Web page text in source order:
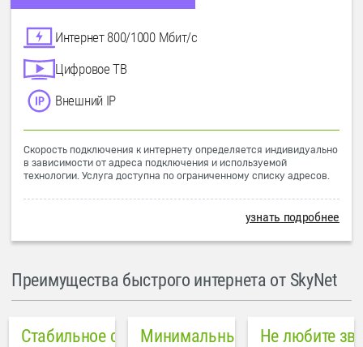
Интернет 800/1000 Мбит/с
Цифровое ТВ
Внешний IP
Скорость подключения к интернету определяется индивидуально
в зависимости от адреса подключения и используемой
технологии. Услуга доступна по ограниченному списку адресов.
узнать подробнее
Преимущества быстрого интернета от SkyNet
Стабильное соединениеМинимальный пинг в городе
Не любите